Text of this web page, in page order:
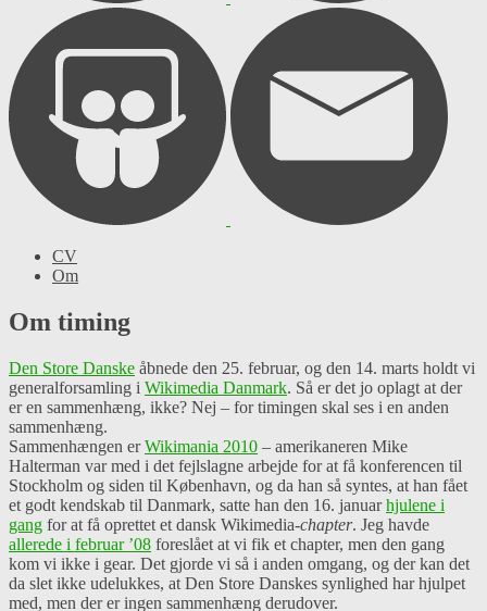
CV
Om
Om timing
Den Store Danske åbnede den 25. februar, og den 14. marts holdt vi
generalforsamling i Wikimedia Danmark. Så er det jo oplagt at der
er en sammenhæng, ikke? Nej – for timingen skal ses i en anden
sammenhæng.
Sammenhængen erWikimania 2010 – amerikaneren Mike
Halterman var med i det fejlslagne arbejde for at få konferencen til
Stockholm og siden til København, og da han så syntes, at han fået
et godt kendskab til Danmark, satte han den 16. januarhjulene i
gang for at få oprettet et dansk Wikimedia-chapter. Jeg havde
allerede i februar ’08 foreslået at vi fik et chapter, men den gang
kom vi ikke i gear. Det gjorde vi så i anden omgang, og der kan det
da slet ikke udelukkes, at Den Store Danskes synlighed har hjulpet
med, men der er ingen sammenhæng derudover.